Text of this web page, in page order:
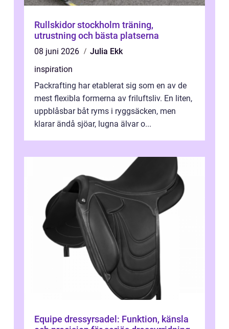
Rullskidor stockholm träning,
utrustning och bästa platserna
08 juni 2026
Julia Ekk
inspiration
Packrafting har etablerat sig som en av de
mest flexibla formerna av friluftsliv. En liten,
uppblåsbar båt ryms i ryggsäcken, men
klarar ändå sjöar, lugna älvar o...
Equipe dressyrsadel: Funktion, känsla